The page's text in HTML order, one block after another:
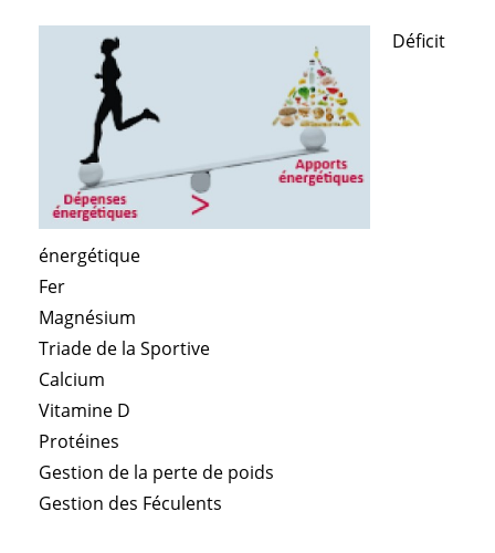
Déficit
énergétique
Fer
Magnésium
Triade de la Sportive
Calcium
Vitamine D
Protéines
Gestion de la perte de poids
Gestion des Féculents